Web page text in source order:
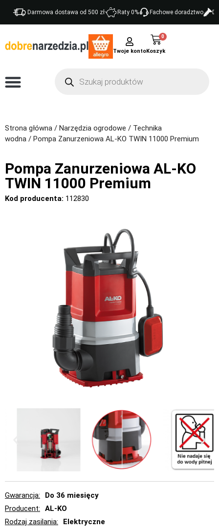
Darmowa dostawa od 500 zł Raty 0% Fachowe doradztwo
Twoje konto
0
Strona główna / Narzędzia ogrodowe / Technika
wodna / Pompa Zanurzeniowa AL-KO TWIN 11000 Premium
Pompa Zanurzeniowa AL-KO
TWIN 11000 Premium
Kod producenta: 112830
Gwarancja
Do 36 miesięcy
Producent
AL-KO
Rodzaj zasilania
Elektryczne